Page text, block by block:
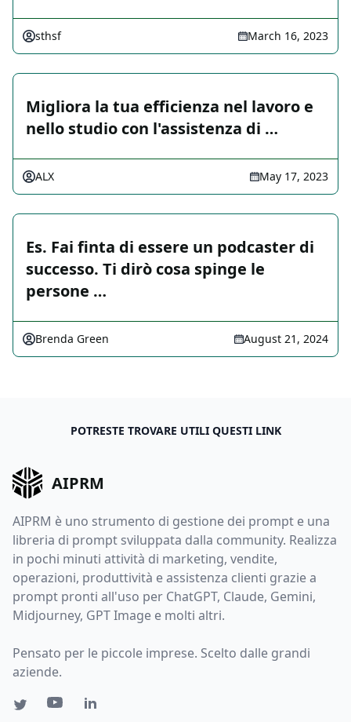
sthsf March 16, 2023
Migliora la tua efficienza nel lavoro e
nello studio con l'assistenza di …
ALX May 17, 2023
Es. Fai finta di essere un podcaster di
successo. Ti dirò cosa spinge le
persone …
Brenda Green August 21, 2024
POTRESTE TROVARE UTILI QUESTI LINK
AIPRM
AIPRM è uno strumento di gestione dei prompt e una
libreria di prompt sviluppata dalla community. Realizza
in pochi minuti attività di marketing, vendite,
operazioni, produttività e assistenza clienti grazie a
prompt pronti all'uso per ChatGPT, Claude, Gemini,
Midjourney, GPT Image e molti altri.
Pensato per le piccole imprese. Scelto dalle grandi
aziende.